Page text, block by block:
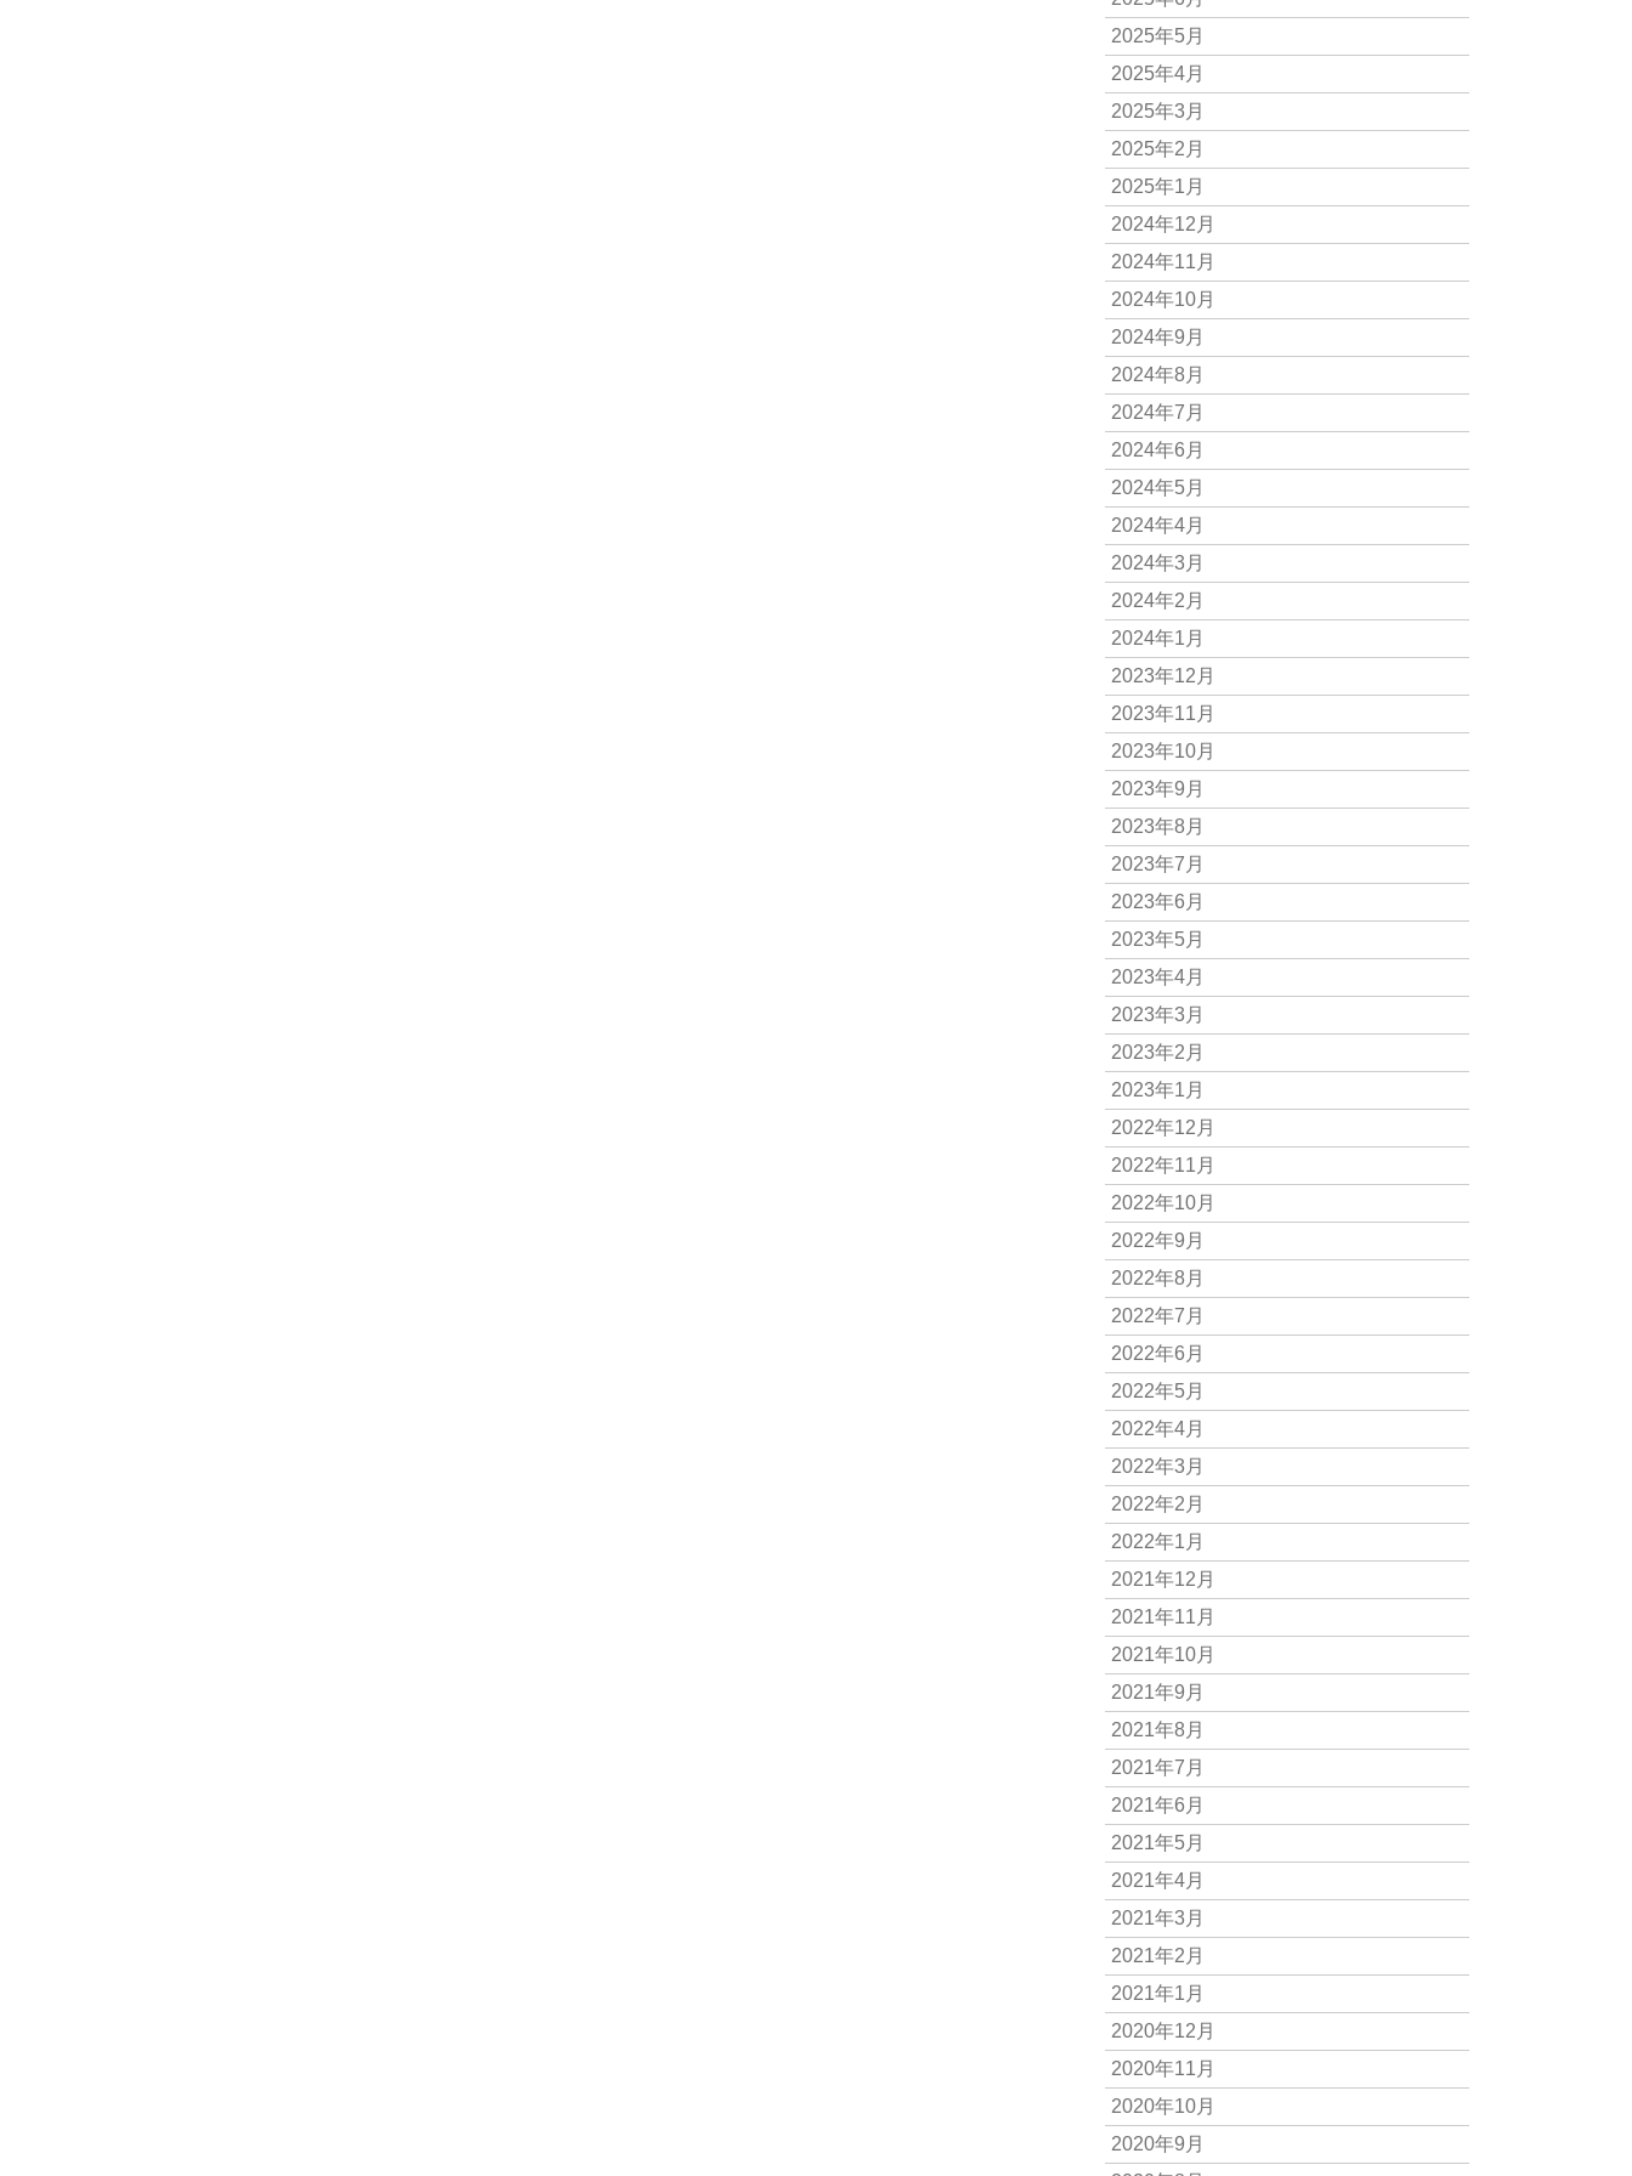
2025年5月
2025年4月
2025年3月
2025年2月
2025年1月
2024年12月
2024年11月
2024年10月
2024年9月
2024年8月
2024年7月
2024年6月
2024年5月
2024年4月
2024年3月
2024年2月
2024年1月
2023年12月
2023年11月
2023年10月
2023年9月
2023年8月
2023年7月
2023年6月
2023年5月
2023年4月
2023年3月
2023年2月
2023年1月
2022年12月
2022年11月
2022年10月
2022年9月
2022年8月
2022年7月
2022年6月
2022年5月
2022年4月
2022年3月
2022年2月
2022年1月
2021年12月
2021年11月
2021年10月
2021年9月
2021年8月
2021年7月
2021年6月
2021年5月
2021年4月
2021年3月
2021年2月
2021年1月
2020年12月
2020年11月
2020年10月
2020年9月